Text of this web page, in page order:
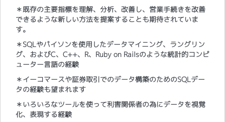
＊既存の主要指標を理解、分析、改善し、営業手続きを改善
できるような新しい方法を提案することも期待されていま
す。
＊SQLやパイソンを使用したデータマイニング、ラングリン
グ、およびC、C++、R、Ruby on Railsのような統計的コンピ
ューター言語の経験
＊イーコマースや証券取引でのデータ構築のためのSQLデー
タの経験も望まれます
＊いろいろなツールを使って利害関係者の為にデータを視覚
化、表現する経験